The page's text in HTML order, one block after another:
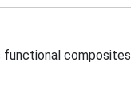
functional composites